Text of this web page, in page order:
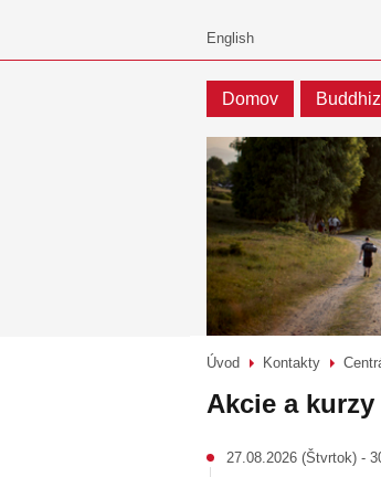
Domov
Úvod Kontakty
Akcie a
27.08.2026 (Štvrtok) -